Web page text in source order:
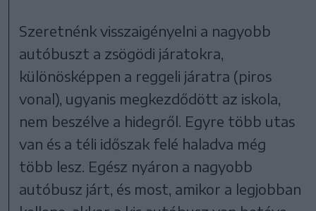
Szeretnénk visszaigényelni a nagyobb
autóbuszt a zsögödi járatokra,
különösképpen a reggeli járatra (piros
vonal), ugyanis megkezdődött az iskola,
nem beszélve a hidegről. Egyre több utas
van és a téli időszak felé haladva még
több lesz. Egész nyáron a nagyobb
autóbusz járt, és most, amikor a legjobban